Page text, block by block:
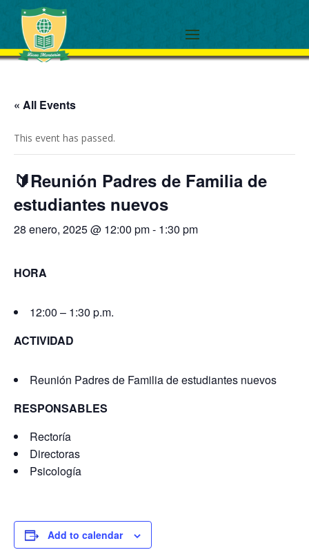
« All Events
This event has passed.
🔰Reunión Padres de Familia de
estudiantes nuevos
28 enero, 2025 @ 12:00 pm- 1:30 pm
HORA
12:00 – 1:30 p.m.
ACTIVIDAD
Reunión Padres de Familia de estudiantes nuevos
RESPONSABLES
Rectoría
Directoras
Psicología
Add to calendar